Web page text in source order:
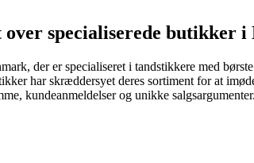
specialiserede butikker
der er specialiseret i tandstikkere med
har skræddersyet deres sortiment for at
kundeanmeldelser og unikke